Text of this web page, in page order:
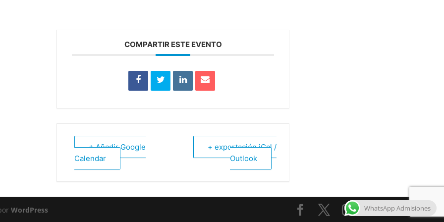
COMPARTIR ESTE EVENTO
+ Añadir Google
Calendar
+ exportación iCal /
Outlook
WordPress WhatsApp Admisiones